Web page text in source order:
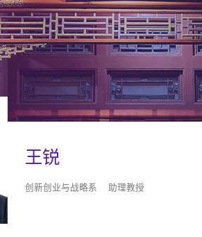
王锐
创新创业与战略系 助理教授